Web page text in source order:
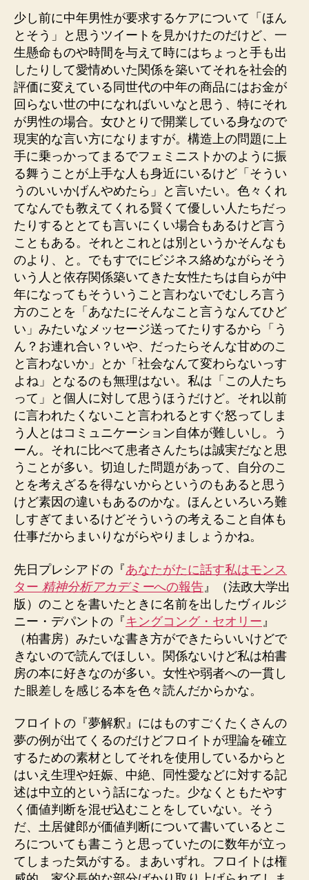
少し前に中年男性が要求するケアについて「ほん
とそう」と思うツイートを見かけたのだけど、一
生懸命ものや時間を与えて時にはちょっと手も出
したりして愛情めいた関係を築いてそれを社会的
評価に変えている同世代の中年の商品にはお金が
回らない世の中になればいいなと思う、特にそれ
が男性の場合。女ひとりで開業している身なので
現実的な言い方になりますが。構造上の問題に上
手に乗っかってまるでフェミニストかのように振
る舞うことが上手な人も身近にいるけど「そうい
うのいいかげんやめたら」と言いたい。色々くれ
てなんでも教えてくれる賢くて優しい人たちだっ
たりするととても言いにくい場合もあるけど言う
こともある。それとこれとは別というかそんなも
のより、と。でもすでにビジネス絡めながらそう
いう人と依存関係築いてきた女性たちは自らが中
年になってもそういうこと言わないでむしろ言う
方のことを「あなたにそんなこと言うなんてひど
い」みたいなメッセージ送ってたりするから「う
ん？お連れ合い？いや、だったらそんな甘めのこ
と言わないか」とか「社会なんて変わらないっす
よね」となるのも無理はない。私は「この人たち
って」と個人に対して思うほうだけど。それ以前
に言われたくないこと言われるとすぐ怒ってしま
う人とはコミュニケーション自体が難しいし。う
ーん。それに比べて患者さんたちは誠実だなと思
うことが多い。切迫した問題があって、自分のこ
とを考えざるを得ないからというのもあると思う
けど素因の違いもあるのかな。ほんといろいろ難
しすぎてまいるけどそういうの考えること自体も
仕事だからまいりながらやりましょうかね。
先日プレシアドの『あなたがたに話す私はモンス
ター 精神分析アカデミーへの報告 』（法政大学出
版）のことを書いたときに名前を出したヴィルジ
ニー・デパントの『キングコング・セオリー 』
（柏書房）みたいな書き方ができたらいいけどで
きないので読んでほしい。関係ないけど私は柏書
房の本に好きなのが多い。女性や弱者への一貫し
た眼差しを感じる本を色々読んだからかな。
フロイトの『夢解釈』にはものすごくたくさんの
夢の例が出てくるのだけどフロイトが理論を確立
するための素材としてそれを使用しているからと
はいえ生理や妊娠、中絶、同性愛などに対する記
述は中立的という話になった。少なくともたやす
く価値判断を混ぜ込むことをしていない。そう
だ、土居健郎が価値判断について書いているとこ
ろについても書こうと思っていたのに数年が立っ
てしまった気がする。まあいずれ。フロイトは権